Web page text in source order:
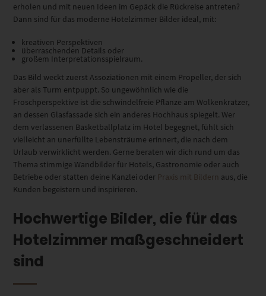
erholen und mit neuen Ideen im Gepäck die Rückreise antreten?
Dann sind für das moderne Hotelzimmer Bilder ideal, mit:
kreativen Perspektiven
überraschenden Details oder
großem Interpretationsspielraum.
Das Bild weckt zuerst Assoziationen mit einem Propeller, der sich
aber als Turm entpuppt. So ungewöhnlich wie die
Froschperspektive ist die schwindelfreie Pflanze am Wolkenkratzer,
an dessen Glasfassade sich ein anderes Hochhaus spiegelt. Wer
dem verlassenen Basketballplatz im Hotel begegnet, fühlt sich
vielleicht an unerfüllte Lebensträume erinnert, die nach dem
Urlaub verwirklicht werden. Gerne beraten wir dich rund um das
Thema stimmige Wandbilder für Hotels, Gastronomie oder auch
Betriebe oder statten deine Kanzlei oder Praxis mit Bildern aus, die
Kunden begeistern und inspirieren.
Hochwertige Bilder, die für das
Hotelzimmer maßgeschneidert
sind